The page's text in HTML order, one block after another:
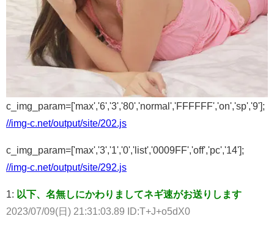
c_img_param=['max','6','3','80','normal','FFFFFF','on','sp','9'];
//img-c.net/output/site/202.js
c_img_param=['max','3','1','0','list','0009FF','off','pc','14'];
//img-c.net/output/site/292.js
1: 以下、名無しにかわりましてネギ速がお送りします
2023/07/09(日) 21:31:03.89 ID:T+J+o5dX0